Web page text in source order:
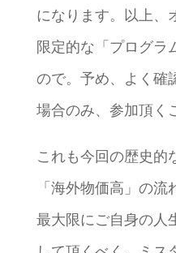
になります。以上、
限定的な「プログラ
ので。予め、よく確
場合のみ、参加頂く
これも今回の歴史的
「海外物価高」の
最大限にご自身の人